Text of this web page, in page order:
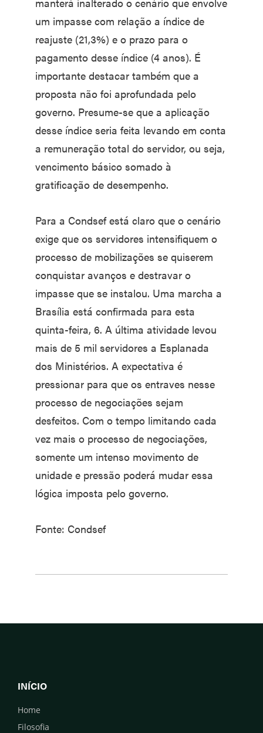
um impasse com relação a índice de
reajuste (21,3%) e o prazo para o
pagamento desse índice (4 anos). É
importante destacar também que a
proposta não foi aprofundada pelo
governo. Presume-se que a aplicação
desse índice seria feita levando em conta
a remuneração total do servidor, ou seja,
vencimento básico somado à
gratificação de desempenho.
Para a Condsef está claro que o cenário
exige que os servidores intensifiquem o
processo de mobilizações se quiserem
conquistar avanços e destravar o
impasse que se instalou. Uma marcha a
Brasília está confirmada para esta
quinta-feira, 6. A última atividade levou
mais de 5 mil servidores a Esplanada
dos Ministérios. A expectativa é
pressionar para que os entraves nesse
processo de negociações sejam
desfeitos. Com o tempo limitando cada
vez mais o processo de negociações,
somente um intenso movimento de
unidade e pressão poderá mudar essa
lógica imposta pelo governo.
Fonte: Condsef
INÍCIO
Home
Filosofia